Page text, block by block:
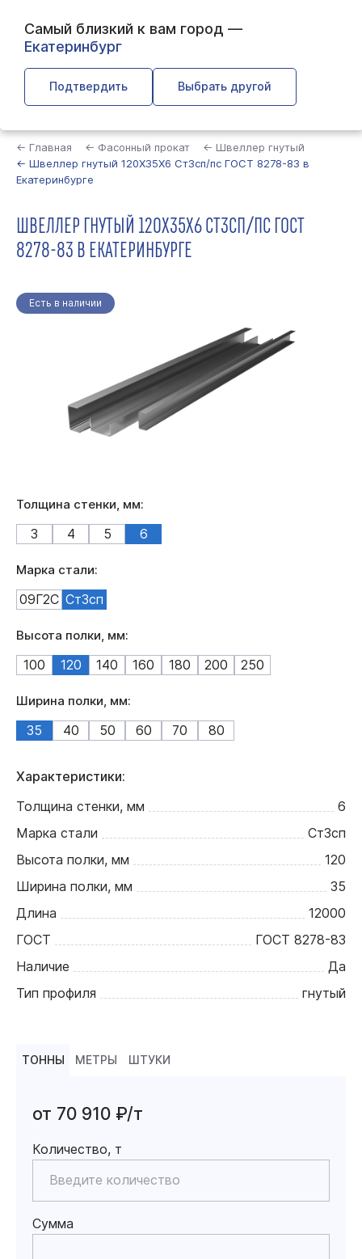
Самый близкий к вам город —
Екатеринбург
Подтвердить Выбрать другой
← Главная ← Фасонный прокат
← Швеллер гнутый
← Швеллер гнутый 120Х35Х6 Ст3сп/пс ГОСТ 8278-83 в
Екатеринбурге
ШВЕЛЛЕР ГНУТЫЙ 120Х35Х6 СТ3СП/ПС ГОСТ
8278-83 В ЕКАТЕРИНБУРГЕ
Есть в наличии
Толщина стенки, мм:
3 4 5 6
Марка стали:
09Г2С Ст3сп
Высота полки, мм:
100 120 140 160 180 200 250
Ширина полки, мм:
35 40 50 60 70 80
Характеристики:
Толщина стенки, мм
6
Марка стали
Ст3сп
Высота полки, мм
120
Ширина полки, мм
35
Длина
12000
ГОСТ
ГОСТ 8278-83
Наличие
Да
Тип профиля
гнутый
ТОННЫ МЕТРЫ ШТУКИ
от 70 910 ₽/т
Количество, т
Сумма